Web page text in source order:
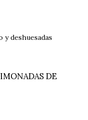
y deshuesadas
DE